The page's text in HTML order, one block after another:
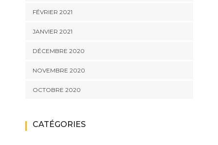
FÉVRIER 2021
JANVIER 2021
DÉCEMBRE 2020
NOVEMBRE 2020
OCTOBRE 2020
CATÉGORIES